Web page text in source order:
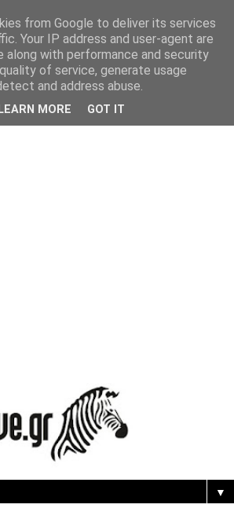
▼
from Google to deliver its services
Your IP address and user-agent are
along with performance and security
of service, generate usage
and address abuse.
LEARN MORE GOT IT